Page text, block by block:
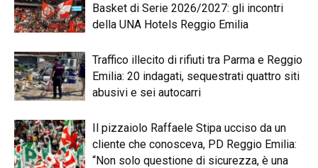
Basket di Serie 2026/2027: gli incontri
della UNA Hotels Reggio Emilia
Traffico illecito di rifiuti tra Parma e Reggio
Emilia: 20 indagati, sequestrati quattro siti
abusivi e sei autocarri
Il pizzaiolo Raffaele Stipa ucciso da un
cliente che conosceva, PD Reggio Emilia:
“Non solo questione di sicurezza, è una